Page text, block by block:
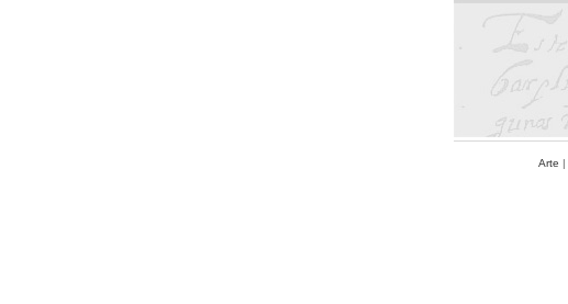
Arte |